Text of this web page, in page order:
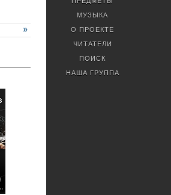
МУЗЫКА
О ПРОЕКТЕ
ЧИТАТЕЛИ
ПОИСК
НАША ГРУППА